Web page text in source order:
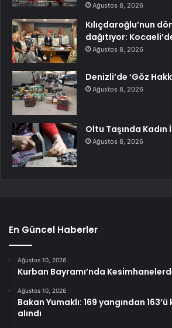
Ağustos 8, 2026
Kılıçdaroğlu’nun
dağıtıyor:
Ağustos 8, 2026
Denizli’de ‘Göz
Ağustos 8, 2026
Oltu Taşında Kadın
Ağustos 8, 2026
En Güncel Haberler
Ağustos 10, 2026
Kurban Bayramı’nda
Ağustos 10, 2026
Bakan Yumaklı: 169 yangından
alındı